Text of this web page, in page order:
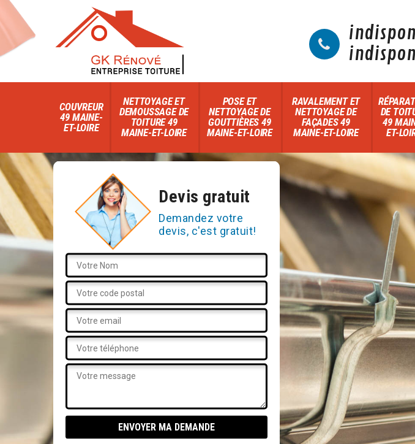
COUVREUR
49 MAINE-
ET-LOIRE
NETTOYAGE ET
DEMOUSSAGE DE
TOITURE 49
MAINE-ET-LOIRE
POSE ET
NETTOYAGE DE
GOUTTIÈRES 49
MAINE-ET-LOIRE
RAVALEMENT ET
NETTOYAGE DE
FAÇADES 49
MAINE-ET-LOIRE
DE
49
ET-
Devis gratuit
Demandez votre
devis, c'est gratuit!